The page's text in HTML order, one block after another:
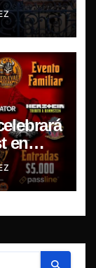
en
en